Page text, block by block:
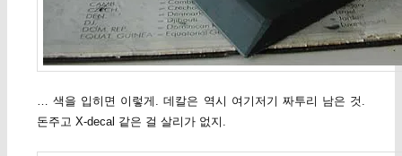
… 색을 입히면 이렇게. 데칼은 역시 여기저기 짜투리 남은 것.
돈주고 X-decal 같은 걸 살리가 없지.